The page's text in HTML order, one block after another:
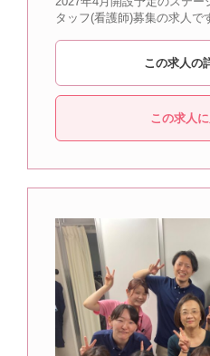
タッフ(看護師)募集の求人で
この求人の
この求人